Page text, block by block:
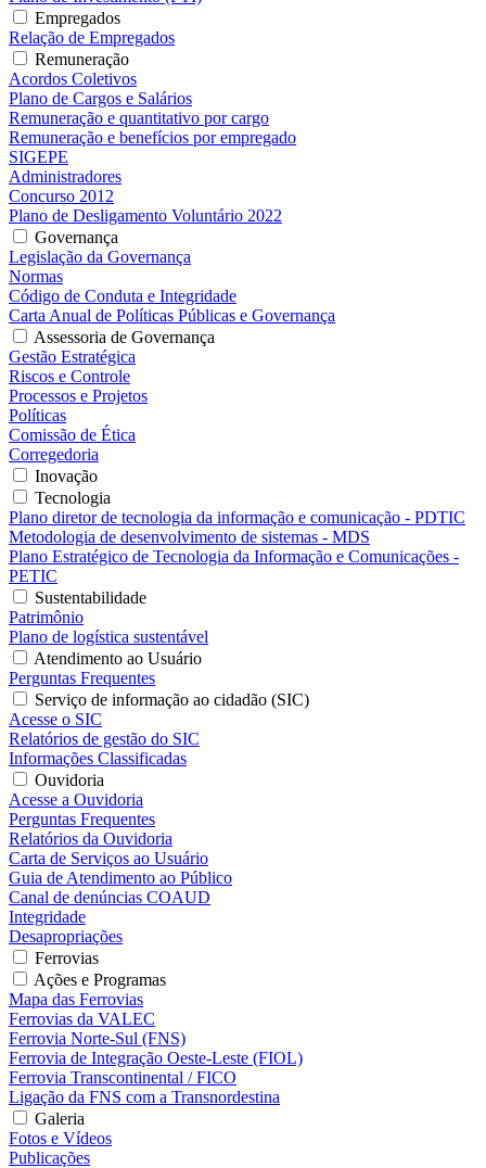
Empregados
Relação de Empregados
Remuneração
Acordos Coletivos
Plano de Cargos e Salários
Remuneração e quantitativo por cargo
Remuneração e benefícios por empregado
SIGEPE
Administradores
Concurso 2012
Plano de Desligamento Voluntário 2022
Governança
Legislação da Governança
Normas
Código de Conduta e Integridade
Carta Anual de Políticas Públicas e Governança
Assessoria de Governança
Gestão Estratégica
Riscos e Controle
Processos e Projetos
Políticas
Comissão de Ética
Corregedoria
Inovação
Tecnologia
Plano diretor de tecnologia da informação e comunicação - PDTIC
Metodologia de desenvolvimento de sistemas - MDS
Plano Estratégico de Tecnologia da Informação e Comunicações -
PETIC
Sustentabilidade
Patrimônio
Plano de logística sustentável
Atendimento ao Usuário
Perguntas Frequentes
Serviço de informação ao cidadão (SIC)
Acesse o SIC
Relatórios de gestão do SIC
Informações Classificadas
Ouvidoria
Acesse a Ouvidoria
Perguntas Frequentes
Relatórios da Ouvidoria
Carta de Serviços ao Usuário
Guia de Atendimento ao Público
Canal de denúncias COAUD
Integridade
Desapropriações
Ferrovias
Ações e Programas
Mapa das Ferrovias
Ferrovias da VALEC
Ferrovia Norte-Sul (FNS)
Ferrovia de Integração Oeste-Leste (FIOL)
Ferrovia Transcontinental / FICO
Ligação da FNS com a Transnordestina
Galeria
Fotos e Vídeos
Publicações